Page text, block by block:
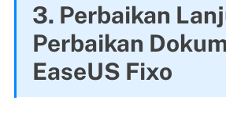
3. Perbaikan
Perbaikan
EaseUS Fixo